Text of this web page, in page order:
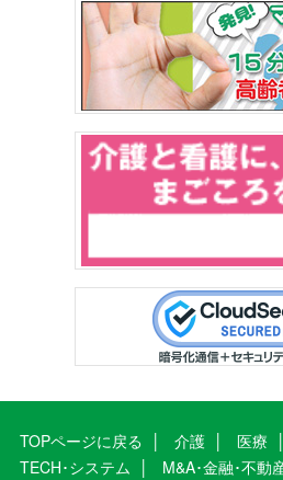
TOPページに戻る 介護 医療
TECH･システム
M&A･金融･不動